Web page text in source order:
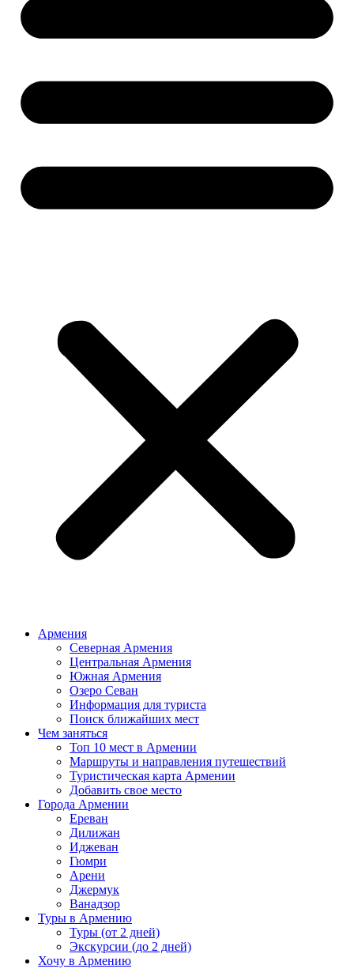
Армения
Северная Армения
Центральная Армения
Южная Армения
Озеро Севан
Информация для туриста
Поиск ближайших мест
Чем заняться
Топ 10 мест в Армении
Маршруты и направления путешествий
Туристическая карта Армении
Добавить свое место
Города Армении
Ереван
Дилижан
Иджеван
Гюмри
Арени
Джермук
Ванадзор
Туры в Армению
Туры (от 2 дней)
Экскурсии (до 2 дней)
Хочу в Армению